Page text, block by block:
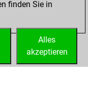
finden Sie in
Alles
akzeptieren